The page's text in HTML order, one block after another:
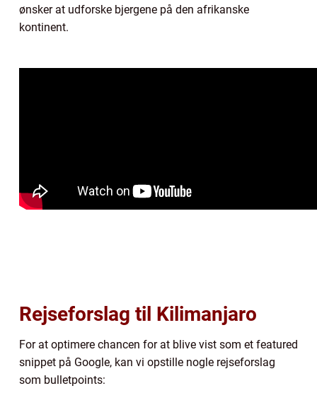
ønsker at udforske bjergene på den afrikanske
kontinent.
Rejseforslag til Kilimanjaro
For at optimere chancen for at blive vist som et featured
snippet på Google, kan vi opstille nogle rejseforslag
som bulletpoints: